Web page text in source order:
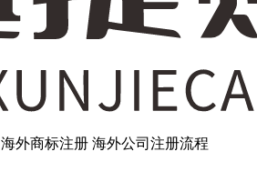
海外商标注册 海外公司注册流程